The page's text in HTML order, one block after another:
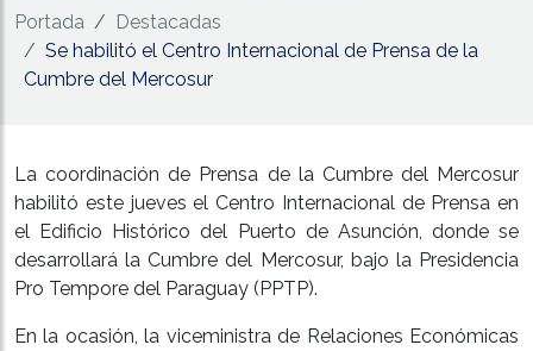
Portada
Destacadas
Se habilitó el Centro Internacional de Prensa de la
Cumbre del Mercosur
La coordinación de Prensa de la Cumbre del Mercosur
habilitó este jueves el Centro Internacional de Prensa en
el Edificio Histórico del Puerto de Asunción, donde se
desarrollará la Cumbre del Mercosur, bajo la Presidencia
Pro Tempore del Paraguay (PPTP).
En la ocasión, la viceministra de Relaciones Económicas